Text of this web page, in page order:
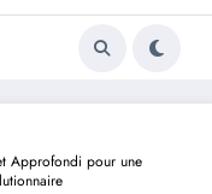
Approfondi pour une